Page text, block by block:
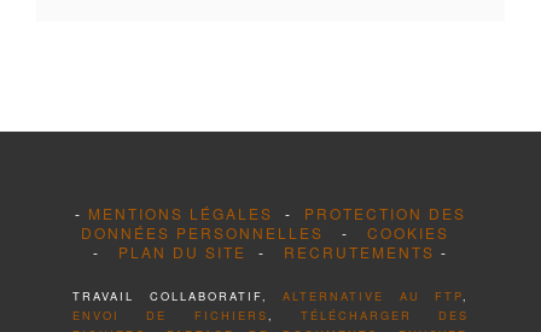
- MENTIONS LÉGALES - PROTECTION DES
DONNÉES PERSONNELLES - COOKIES
-
PLAN DU SITE - RECRUTEMENTS -
TRAVAIL COLLABORATIF, ALTERNATIVE AU FTP,
ENVOI DE FICHIERS, TÉLÉCHARGER DES